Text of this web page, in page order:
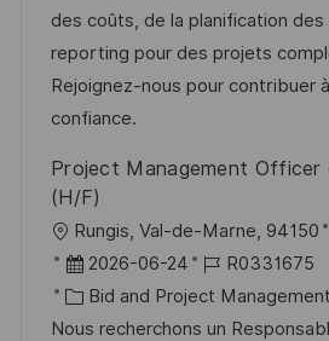
c
u
n
g
d
e
r
r
D
g
o
r
i
des coûts, de la planification
reporting pour des projets
Rejoignez-nous pour contribuer
confiance.
Project Management Officer
(H/F)
O
r
t
Rungis, Val-de-Marne, 94150
D
a
t
2026-06-24
J
o
b
R0331675
K
a
Bid and Project Management
Nous recherchons un